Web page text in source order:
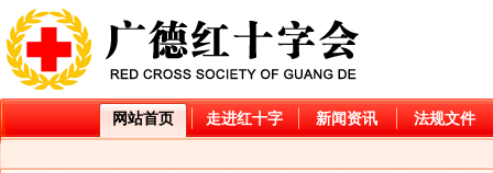
网站首页 走进红十字 新闻资讯 法规文件
·广德市红十字会2026年造血干细胞捐献入库倡议书04-21